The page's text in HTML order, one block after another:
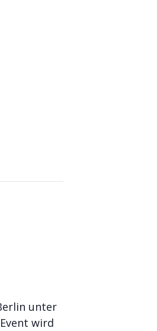
unter
wird